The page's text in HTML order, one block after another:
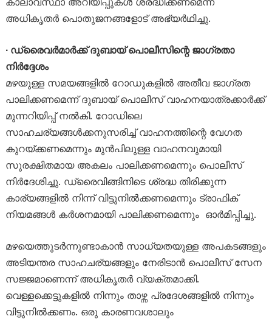
അധികൃതർ പൊതുജനങ്ങളോട് അഭ്യർഥിച്ചു.
∙ ഡ്രൈവർമാർക്ക് ദുബായ് പൊലീസിന്റെ ജാഗ്രതാ
നിർദ്ദേശം
മഴയുള്ള സമയങ്ങളിൽ റോഡുകളിൽ അതീവ ജാഗ്രത
പാലിക്കണമെന്ന് ദുബായ് പൊലീസ് വാഹനയാത്രക്കാർക്ക്
മുന്നറിയിപ്പ് നൽകി. റോഡിലെ
സാഹചര്യങ്ങൾക്കനുസരിച്ച് വാഹനത്തിന്റെ വേഗത
കുറയ്ക്കണമെന്നും മുൻപിലുള്ള വാഹനവുമായി
സുരക്ഷിതമായ അകലം പാലിക്കണമെന്നും പൊലീസ്
നിർദേശിച്ചു. ഡ്രൈവിങ്ങിനിടെ ശ്രദ്ധ തിരിക്കുന്ന
കാര്യങ്ങളിൽ നിന്ന് വിട്ടുനിൽക്കണമെന്നും ട്രാഫിക്
നിയമങ്ങൾ കർശനമായി പാലിക്കണമെന്നും ഓർമിപ്പിച്ചു.
മഴയെത്തുടർന്നുണ്ടാകാൻ സാധ്യതയുള്ള അപകടങ്ങളും
അടിയന്തര സാഹചര്യങ്ങളും നേരിടാൻ പൊലീസ് സേന
സജ്ജമാണെന്ന് അധികൃതർ വ്യക്തമാക്കി.
വെള്ളക്കെട്ടുകളിൽ നിന്നും താഴ്ന്ന പ്രദേശങ്ങളിൽ നിന്നും
വിട്ടുനിൽക്കണം. ഒരു കാരണവശാലും